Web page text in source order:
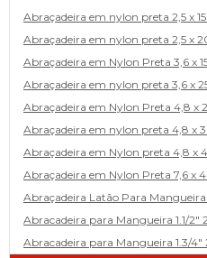
Abraçadeira em nylon preta 2,5 x
Abraçadeira em nylon preta 2,5 x
Abraçadeira em Nylon Preta 3,6 x
Abraçadeira em nylon preta 3,6 x
Abraçadeira em Nylon Preta 4,8
Abraçadeira em nylon preta 4,8 x
Abraçadeira em Nylon preta 4,8 x
Abraçadeira em Nylon Preta 7,6 x
Abraçadeira Latão Para Mangueira
Abracadeira para Mangueira 1.1/2"
Abracadeira para Mangueira 1.3/